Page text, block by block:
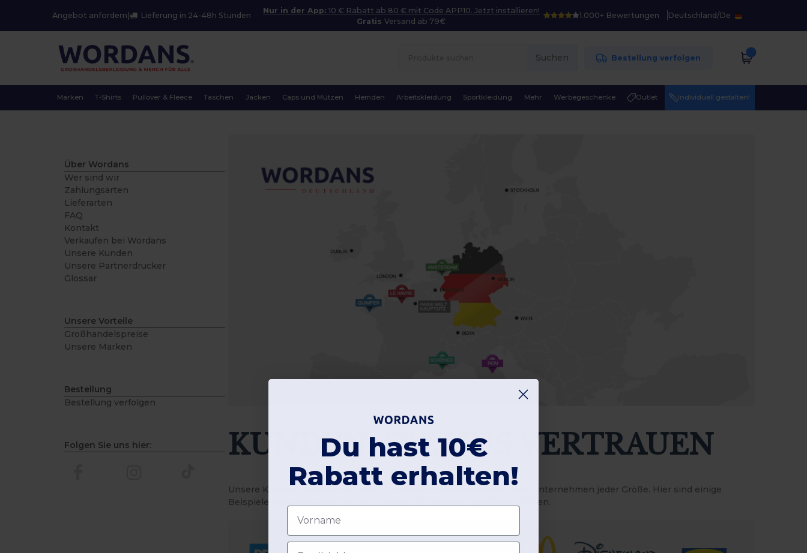
Angebot anfordern Lieferung in 24-48h Stunden
Nur in der App: 10 € Rabatt ab 80 € mit Code APP10. Jetzt installieren!
GratisVersand ab 79€
1.000+ Bewertungen Deutschland/De
Suchen Bestellung verfolgen
Marken T-Shirts Pullover & Fleece Taschen Jacken Caps und Mützen Hemden Arbeitskleidung Sportkleidung Mehr Werbegeschenke Outlet Individuell gestalten!
KUNDEN, DIE UNS VERTRAUEN
Unsere Kunden umfassen Künstler, Unterhaltungsunternehmen und Unternehmen jeder Größe. Hier sind einige
Beispiele internationaler Kunden, die uns ihr Vertrauen geschenkt haben.
Über Wordans
Wer sind wir
Zahlungsarten
Lieferarten
FAQ
Kontakt
Verkaufen bei Wordans
Unsere Kunden
Unsere Partnerdrucker
Glossar
Unsere Vorteile
Großhandelspreise
Unsere Marken
Bestellung
Bestellung verfolgen
Folgen Sie uns hier:
Du hast 10€
Rabatt erhalten!
Vorname
E-Mail-Adresse